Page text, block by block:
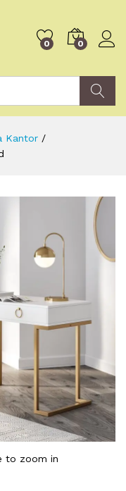
0 0
Search
Kantor /
to zoom in